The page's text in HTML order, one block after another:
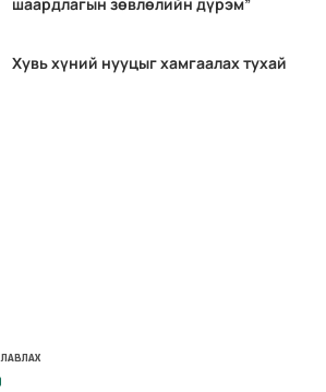
Хувь хүний нууцыг хамгаалах тухай